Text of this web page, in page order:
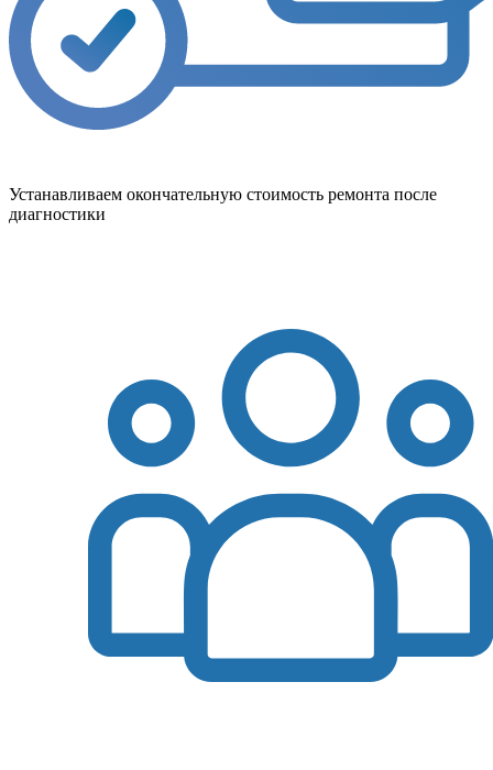
Устанавливаем окончательную стоимость ремонта после
диагностики